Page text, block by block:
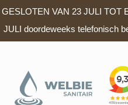
GESLOTEN VAN 23 JULI TOT
JULI doordeweeks telefonisch